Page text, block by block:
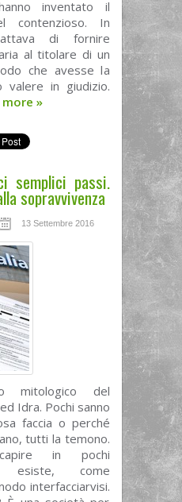
inventato il
contenzioso. In
di fornire
al titolare di un
che avesse la
valere in giudizio.
more »
semplici passi.
sopravvivenza
13 Settembre 2016
mitologico del
Idra. Pochi sanno
faccia o perché
tutti la temono.
in pochi
esiste, come
interfacciarvisi.